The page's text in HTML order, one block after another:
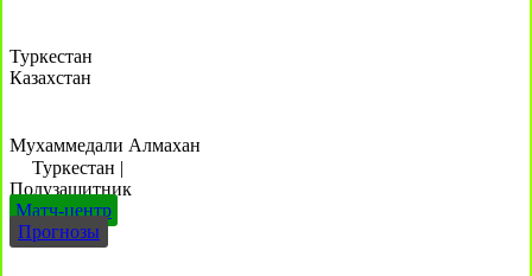
Туркестан
Казахстан
Мухаммедали Алмахан
Туркестан |
Полузащитник
Матч-центр
Прогнозы